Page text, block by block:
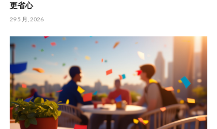
更省心
29 5 月, 2026